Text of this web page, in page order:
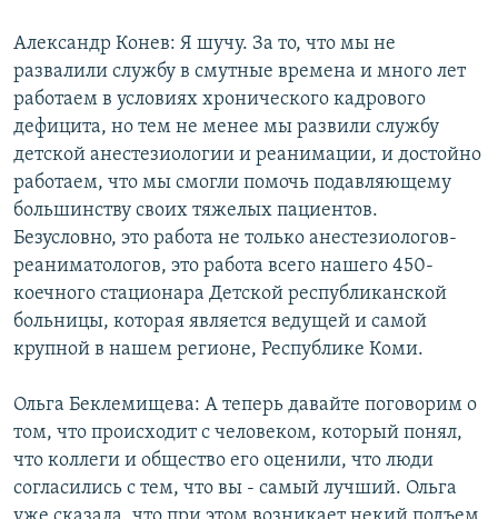
Александр Конев: Я шучу. За то, что мы не
развалили службу в смутные времена и много лет
работаем в условиях хронического кадрового
дефицита, но тем не менее мы развили службу
детской анестезиологии и реанимации, и достойно
работаем, что мы смогли помочь подавляющему
большинству своих тяжелых пациентов.
Безусловно, это работа не только анестезиологов-
реаниматологов, это работа всего нашего 450-
коечного стационара Детской республиканской
больницы, которая является ведущей и самой
крупной в нашем регионе, Республике Коми.
Ольга Беклемищева: А теперь давайте поговорим о
том, что происходит с человеком, который понял,
что коллеги и общество его оценили, что люди
согласились с тем, что вы - самый лучший. Ольга